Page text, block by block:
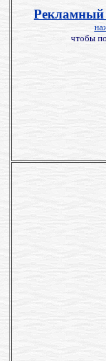
Рекламный
чтобы